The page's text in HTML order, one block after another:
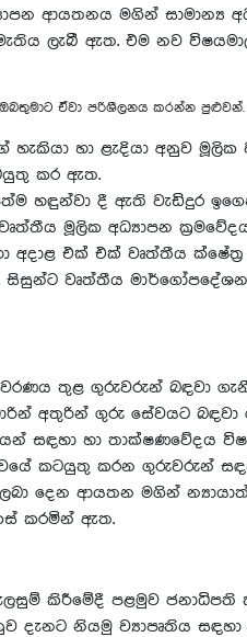
ආයතනය මගින් සාමාන්‍ය
ලැබී ඇත. එම නව
ඒවා පරිශීලනය කරන්න පුළුවන්.
හා ළැදියා අනුව
කර ඇත.
හඳුන්වා දී ඇති වැඩිදුර
මූලික අධ්‍යාපන
අදාළ එක් එක් වෘත්තීය
වෘත්තීය
තුළ ගුරුවරුන් බඳවා
අතුරින් ගුරු සේවයට
සඳහා හා තාක්ෂණවේදය
කටයුතු කරන ගුරුවරුන්
දෙන ආයතන මගින්
කරමින් ඇත.
කිරීමේදී පළමුව
දැනට නියමු ව්‍යාපෘතිය